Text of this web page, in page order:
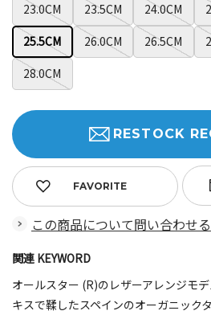
23.0CM 23.5CM 24.0CM
25.5CM
26.0CM 26.5CM
28.0CM
FAVORITE
RESTOCK
この商品について問い合わせる
関連 KEYWORD
オールスター (R)のレザーアレンジモ
キスで鞣したスペインのオーガニック